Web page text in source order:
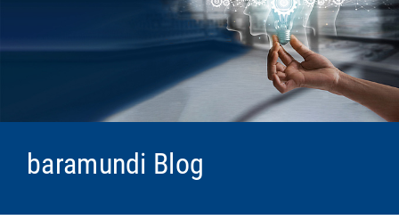
baramundi Blog